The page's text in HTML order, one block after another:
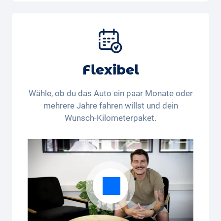
Flexibel
Wähle, ob du das Auto ein paar Monate oder
mehrere Jahre fahren willst und dein
Wunsch-Kilometerpaket.